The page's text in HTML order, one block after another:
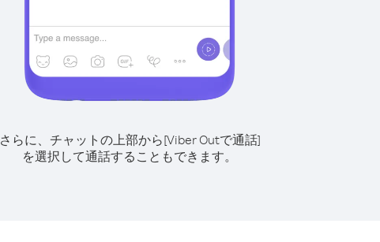
さらに、チャットの上部から[Viber Outで通話]
を選択して通話することもできます。